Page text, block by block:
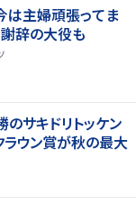
は主婦頑張ってま
辞の大役も
のサキドリトッケン
ウン賞が秋の最大